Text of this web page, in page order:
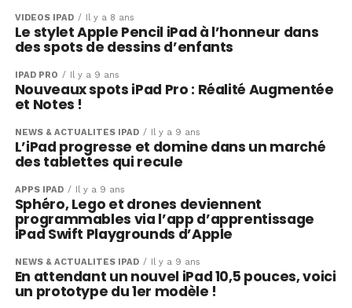
VIDÉOS IPAD Il y a 8 ans
Le stylet Apple Pencil iPad à l’honneur dans
des spots de dessins d’enfants
IPAD PRO Il y a 9 ans
Nouveaux spots iPad Pro : Réalité Augmentée
et Notes !
NEWS & ACTUALITÉS IPAD Il y a 9 ans
L’iPad progresse et domine dans un marché
des tablettes qui recule
APPS IPAD Il y a 9 ans
Sphéro, Lego et drones deviennent
programmables via l’app d’apprentissage
iPad Swift Playgrounds d’Apple
NEWS & ACTUALITÉS IPAD Il y a 9 ans
En attendant un nouvel iPad 10,5 pouces, voici
un prototype du 1er modèle !